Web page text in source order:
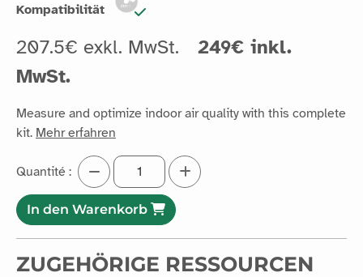
Kompatibilität
207.5€ exkl. MwSt.
249€ inkl.
MwSt.
Measure and optimize indoor air quality with this complete
kit. Mehr erfahren
Quantité :
In den Warenkorb
ZUGEHÖRIGE RESSOURCEN